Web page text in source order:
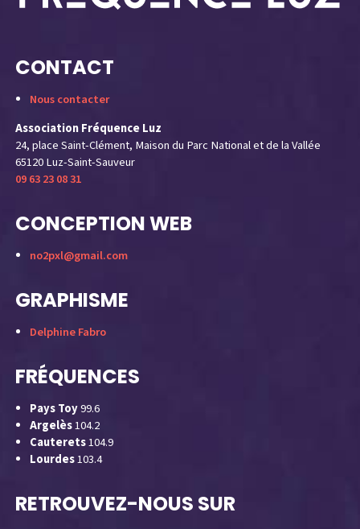
CONTACT
Nous contacter
Association Fréquence Luz
24, place Saint-Clément, Maison du Parc National et de la Vallée
65120 Luz-Saint-Sauveur
09 63 23 08 31
CONCEPTION WEB
no2pxl@gmail.com
GRAPHISME
Delphine Fabro
FRÉQUENCES
Pays Toy99.6
Argelès104.2
Cauterets104.9
Lourdes103.4
RETROUVEZ-NOUS SUR